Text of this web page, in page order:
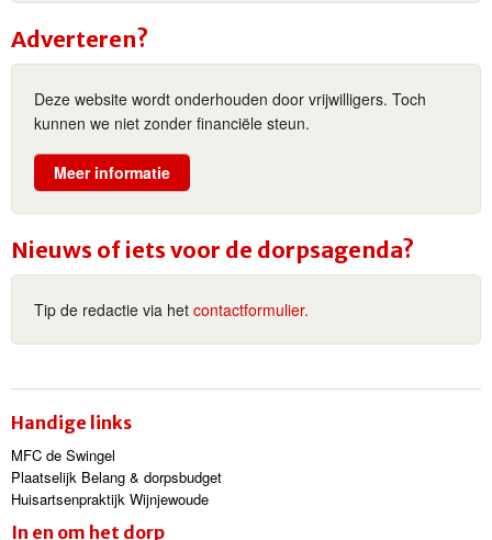
Adverteren?
Deze website wordt onderhouden door vrijwilligers. Toch
kunnen we niet zonder financiële steun.
Meer informatie
Nieuws of iets voor de dorpsagenda?
Tip de redactie via het contactformulier.
Handige links
MFC de Swingel
Plaatselijk Belang & dorpsbudget
Huisartsenpraktijk Wijnjewoude
In en om het dorp